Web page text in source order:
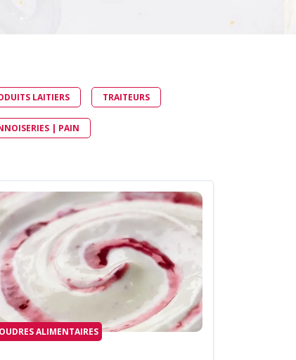
CONDUITS ET VANNES
LAITIERS TRAITEURS
| PAIN
ALIMENTAIRES